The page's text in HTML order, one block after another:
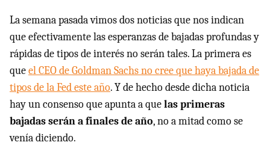
La semana pasada vimos dos noticias que nos indican
que efectivamente las esperanzas de bajadas profundas y
rápidas de tipos de interés no serán tales. La primera es
queel CEO de Goldman Sachs no cree que haya bajada de
tipos de la Fed este año. Y de hecho desde dicha noticia
hay un consenso que apunta a quelas primeras
bajadas serán a finales de año, no a mitad como se
venía diciendo.